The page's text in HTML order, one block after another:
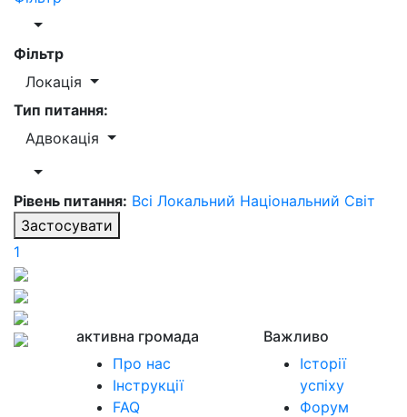
Фільтр
Локація
Тип питання:
Адвокація
Рівень питання: Всі Локальний Національний Світ
Застосувати
1
активна громада
Про нас
Інструкції
FAQ
Важливо
Історії
успіху
Форум